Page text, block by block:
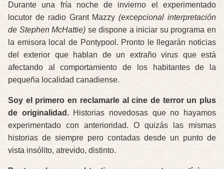
Durante una fría noche de invierno el experimentado
locutor de radio Grant Mazzy(excepcional interpretación
de Stephen McHattie) se dispone a iniciar su programa en
la emisora local de Pontypool. Pronto le llegarán noticias
del exterior que hablan de un extraño virus que está
afectando al comportamiento de los habitantes de la
pequeña localidad canadiense.
Soy el primero en reclamarle al cine de terror un plus
de originalidad.Historias novedosas que no hayamos
experimentado con anterioridad. O quizás las mismas
historias de siempre pero contadas desde un punto de
vista insólito, atrevido, distinto.